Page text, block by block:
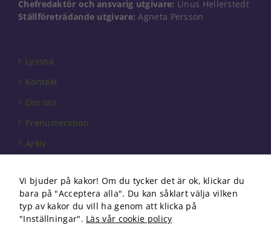
Chefredaktör och ansvarig utgivare: Linus Hellerstedt
Ställföreträdande utgivare: Agneta Persson
Lyssna
Kontakt
Om oss
Prenumeration
Arkiv
Förbundet
Om cookies
Vi bjuder på kakor! Om du tycker det är ok, klickar du
bara på "Acceptera alla". Du kan såklart välja vilken
typ av kakor du vill ha genom att klicka på
"Inställningar". Läs vår cookie policy
behövs för
att hemsidan
baserat på
hur
hemsidan
används.